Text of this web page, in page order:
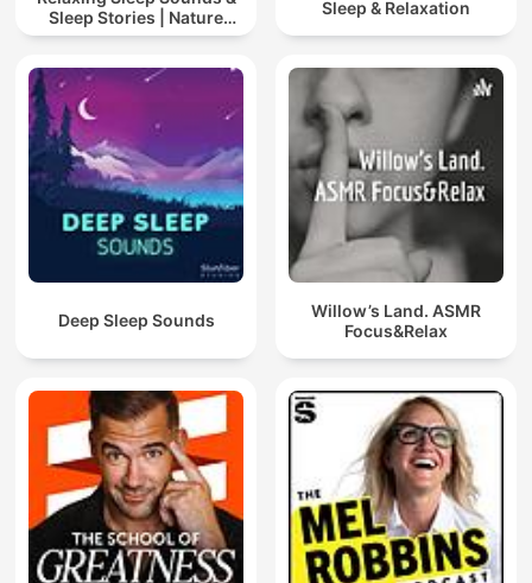
Sleep Stories | Nature
Sound For Sleep | ASMR
Sleep & Relaxation
Deep Sleep Sounds
Willow’s Land. ASMR
Focus&Relax